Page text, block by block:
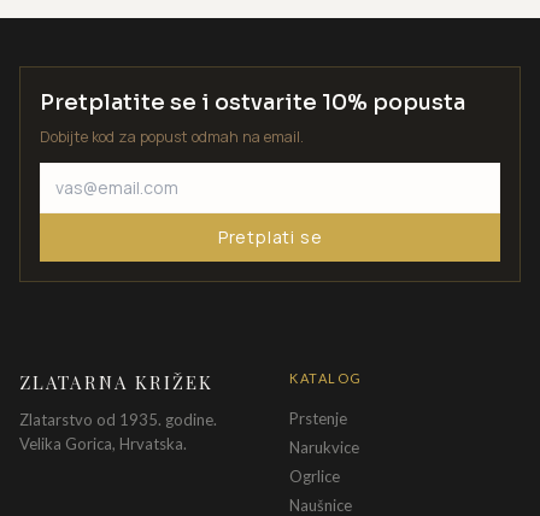
Pretplatite se i ostvarite 10% popusta
Dobijte kod za popust odmah na email.
Pretplati se
ZLATARNA KRIŽEK
Zlatarstvo od 1935. godine.
Velika Gorica, Hrvatska.
KATALOG
Prstenje
Narukvice
Ogrlice
Naušnice